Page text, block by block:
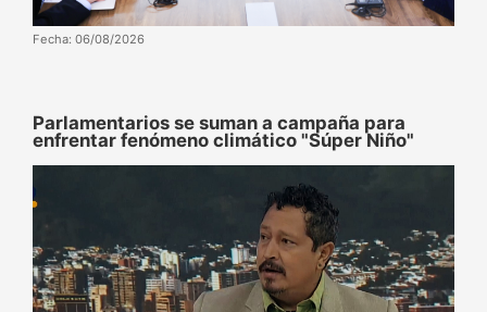
Fecha: 06/08/2026
Parlamentarios se suman a campaña para
enfrentar fenómeno climático "Súper Niño"